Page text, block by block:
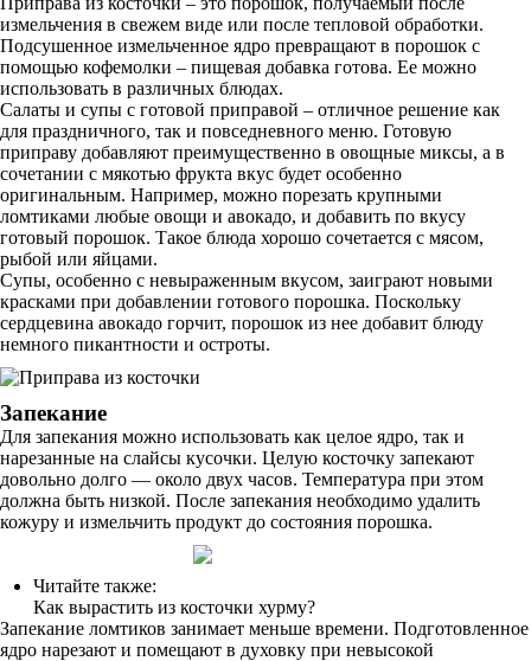
измельчения в свежем виде или после тепловой обработки.
Подсушенное измельченное ядро превращают в порошок с
помощью кофемолки – пищевая добавка готова. Ее можно
использовать в различных блюдах.
Салаты и супы с готовой приправой – отличное решение как
для праздничного, так и повседневного меню. Готовую
приправу добавляют преимущественно в овощные миксы, а в
сочетании с мякотью фрукта вкус будет особенно
оригинальным. Например, можно порезать крупными
ломтиками любые овощи и авокадо, и добавить по вкусу
готовый порошок. Такое блюда хорошо сочетается с мясом,
рыбой или яйцами.
Супы, особенно с невыраженным вкусом, заиграют новыми
красками при добавлении готового порошка. Поскольку
сердцевина авокадо горчит, порошок из нее добавит блюду
немного пикантности и остроты.
Запекание
Для запекания можно использовать как целое ядро, так и
нарезанные на слайсы кусочки. Целую косточку запекают
довольно долго — около двух часов. Температура при этом
должна быть низкой. После запекания необходимо удалить
кожуру и измельчить продукт до состояния порошка.
Читайте также:
Как вырастить из косточки хурму?
Запекание ломтиков занимает меньше времени. Подготовленное
ядро нарезают и помещают в духовку при невысокой